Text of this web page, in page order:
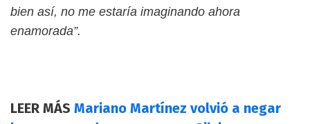
bien así, no me estaría imaginando ahora
enamorada”.
LEER MÁS Mariano Martínez volvió a negar